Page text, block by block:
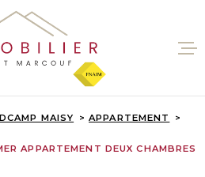
MAISY
APPARTEMENT
APPARTEMENT DEUX CHAMBRES